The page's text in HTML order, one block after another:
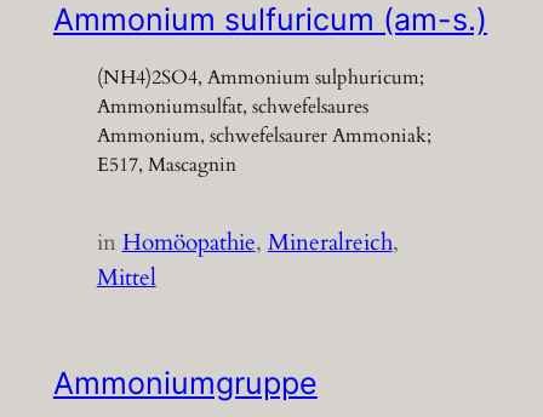
Ammonium sulfuricum (am-s.)
(NH4)2SO4, Ammonium sulphuricum;
Ammoniumsulfat, schwefelsaures
Ammonium, schwefelsaurer Ammoniak;
E517, Mascagnin
inHomöopathie, Mineralreich
Mittel
Ammoniumgruppe